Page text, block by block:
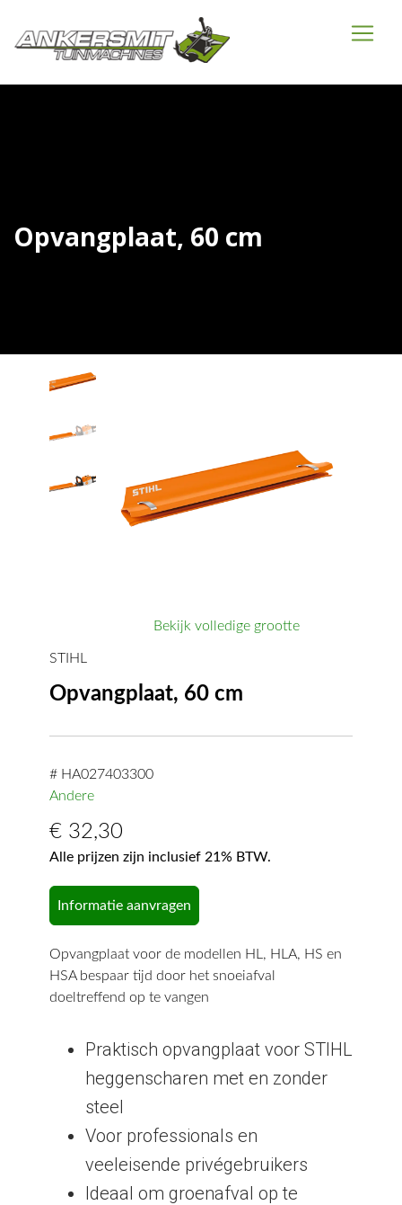
Opvangplaat, 60 cm
Bekijk volledige grootte
STIHL
Opvangplaat, 60 cm
# HA027403300
Andere
€ 32,30
Alle prijzen zijn inclusief 21% BTW.
Informatie aanvragen
Opvangplaat voor de modellen HL, HLA, HS en
HSA bespaar tijd door het snoeiafval
doeltreffend op te vangen
Praktisch opvangplaat voor STIHL
heggenscharen met en zonder
steel
Voor professionals en
veeleisende privégebruikers
Ideaal om groenafval op te